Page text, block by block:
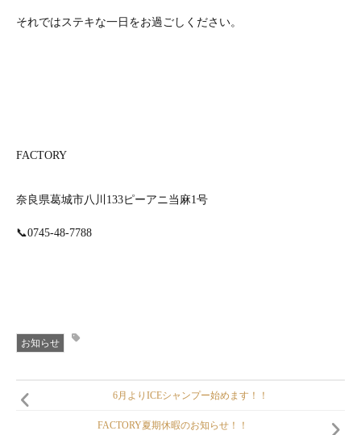
それではステキな一日をお過ごしください。
FACTORY
奈良県葛城市八川133ピーアニ当麻1号
📞0745-48-7788
お知らせ
6月よりICEシャンプー始めます！！
FACTORY夏期休暇のお知らせ！！